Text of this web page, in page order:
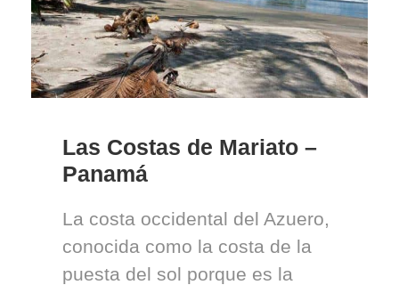
Las Costas de Mariato –
Panamá
La costa occidental del Azuero,
conocida como la costa de la
puesta del sol porque es la